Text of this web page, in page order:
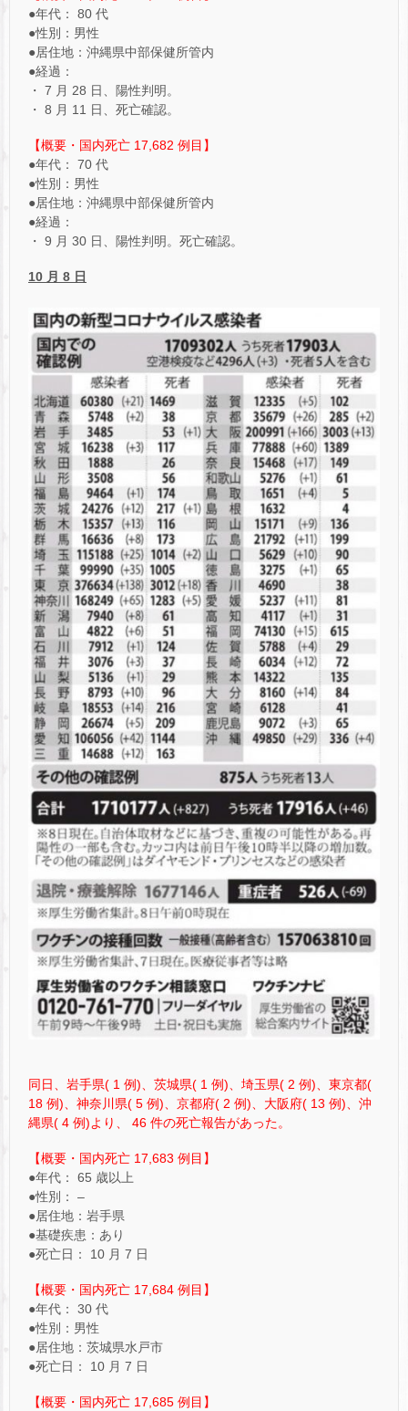
●年代： 80 代
●性別：男性
●居住地：沖縄県中部保健所管内
●経過：
・ 7 月 28 日、陽性判明。
・ 8 月 11 日、死亡確認。
【概要・国内死亡 17,682 例目】
●年代： 70 代
●性別：男性
●居住地：沖縄県中部保健所管内
●経過：
・ 9 月 30 日、陽性判明。死亡確認。
10 月 8 日
同日、岩手県( 1 例)、茨城県( 1 例)、埼玉県( 2 例)、東京都(
18 例)、神奈川県( 5 例)、京都府( 2 例)、大阪府( 13 例)、沖
縄県( 4 例)より、 46 件の死亡報告があった。
【概要・国内死亡 17,683 例目】
●年代： 65 歳以上
●性別： –
●居住地：岩手県
●基礎疾患：あり
●死亡日： 10 月 7 日
【概要・国内死亡 17,684 例目】
●年代： 30 代
●性別：男性
●居住地：茨城県水戸市
●死亡日： 10 月 7 日
【概要・国内死亡 17,685 例目】